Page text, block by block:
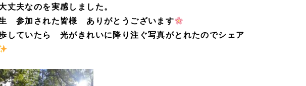
夫なのを実感しました。
参加された皆様 ありがとうございます
していたら 光がきれいに降り注ぐ写真がとれたのでシェア